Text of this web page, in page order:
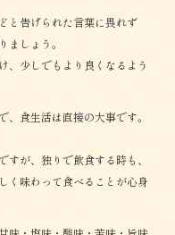
と告げられた言葉に畏れず
ましょう。
、少しでもより良くなるよう
食生活は直接の大事です。
すが、独りで飲食する時も、
く味わって食べることが心身